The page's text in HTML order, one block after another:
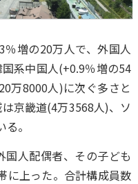
増の20万人で、外国人
系中国人(+0.9％増の54
万8000人)に次ぐ多さと
京畿道(4万3568人)、ソ
。
人配偶者、その子ども
に上った。合計構成員数